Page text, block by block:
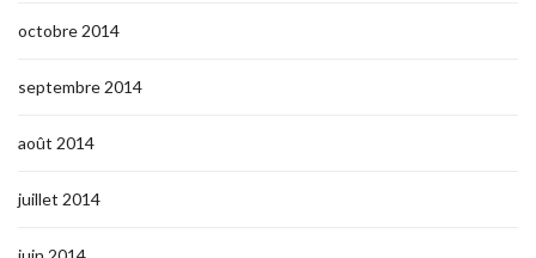
octobre 2014
septembre 2014
août 2014
juillet 2014